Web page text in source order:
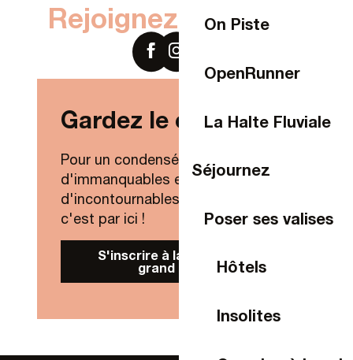
On Piste
OpenRunner
La Halte Fluviale
Séjournez
Poser ses valises
Hôtels
Insolites
Rejoignez-nous sur
Gardez le contact !
Pour un condensé de nouveautés,
d'immanquables et
d'incontournables de Laval Agglo,
c'est par ici !
S'inscrire à la Newsletter
grand public